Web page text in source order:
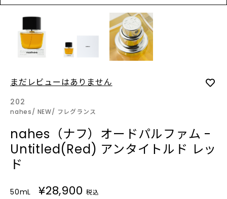
FAQ
SHOPに関するよくあるご質
問はこちらでご確認くださ
い。
まだレビューはありません
202
nahes NEW フレグランス
nahes（ナフ）オードパルファム -
Untitled(Red) アンタイトルド レッ
ド
50mL ¥28,900税込